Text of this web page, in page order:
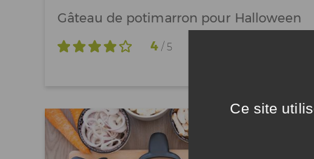
Gâteau de potimarron pour Halloween
4/ 5
Ce site